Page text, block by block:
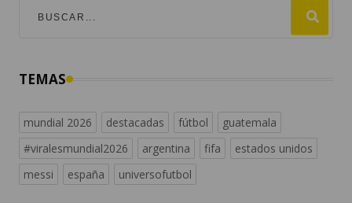
TEMAS
mundial 2026 destacadas fútbol
guatemala
#viralesmundial2026
argentina fifa
estados unidos
messi
españa universofutbol